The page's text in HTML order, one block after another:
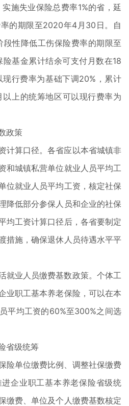
施失业保险总费率1%的省，延
的期限至2020年4月30日。自
性降低工伤保险费率的期限至
基金累计结余可支付月数在18
行费率为基础下调20%，累计
上的统筹地区可以现行费率为
政策
计算口径。各省应以本省城镇非
和城镇私营单位就业人员平均工
位就业人员平均工资，核定社保
降低部分参保人员和企业的社保
均工资计算口径后，各省要制定
措施，确保退休人员待遇水平平
就业人员缴费基数政策。个体工
业职工基本养老保险，可以在本
平均工资的60%至300%之间选
省级统筹
险单位缴费比例、调整社保缴费
企业职工基本养老保险省级统
缴费、单位及个人缴费基数核定